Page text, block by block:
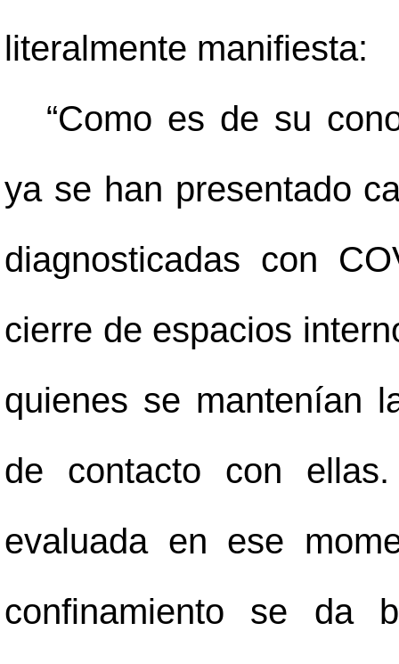
literalmente manifiesta:
“Como es de su
ya se han presentado
diagnosticadas con
cierre de espacios
quienes se mantenían
de contacto con
evaluada en ese
confinamiento se da